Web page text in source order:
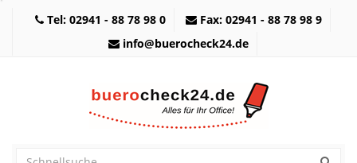
Tel: 02941 - 88 78 98 0
Fax: 02941 - 88 78 98 9
info@buerocheck24.de